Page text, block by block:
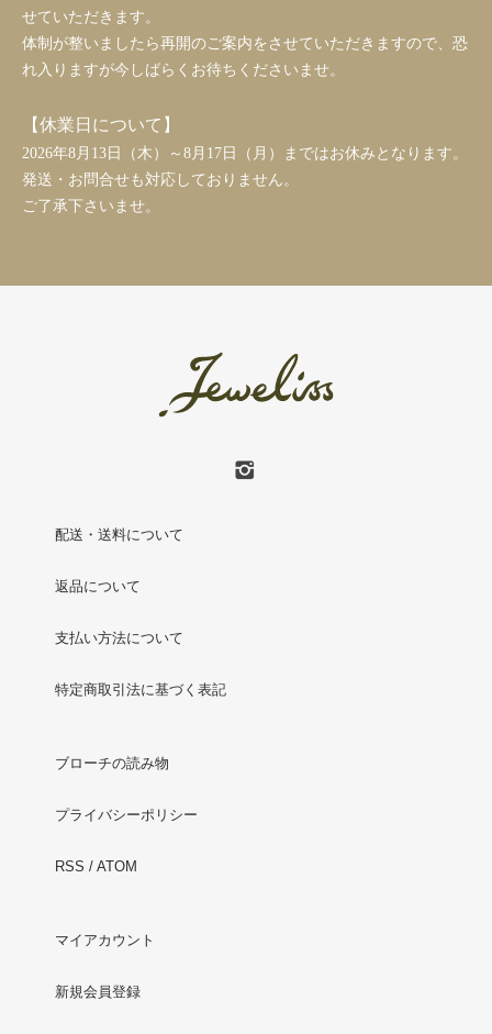
せていただきます。
体制が整いましたら再開のご案内をさせていただきますので、恐
れ入りますが今しばらくお待ちくださいませ。
【休業日について】
2026年8月13日（木）～8月17日（月）まではお休みとなります。
発送・お問合せも対応しておりません。
ご了承下さいませ。
配送・送料について
返品について
支払い方法について
特定商取引法に基づく表記
ブローチの読み物
プライバシーポリシー
RSS / ATOM
マイアカウント
新規会員登録